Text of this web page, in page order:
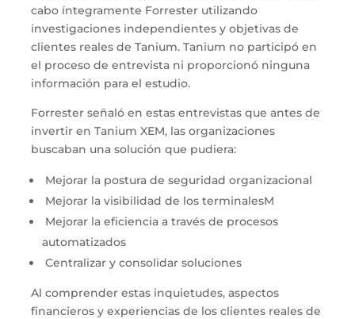
cabo íntegramente Forrester utilizando
investigaciones independientes y objetivas de
clientes reales de Tanium. Tanium no participó en
el proceso de entrevista ni proporcionó ninguna
información para el estudio.
Forrester señaló en estas entrevistas que antes de
invertir en Tanium XEM, las organizaciones
buscaban una solución que pudiera:
Mejorar la postura de seguridad organizacional
Mejorar la visibilidad de los terminalesM
Mejorar la eficiencia a través de procesos
automatizados
Centralizar y consolidar soluciones
Al comprender estas inquietudes, aspectos
financieros y experiencias de los clientes reales de